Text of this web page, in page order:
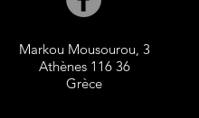
Markou Mousourou, 3
Athènes 116 36
Grèce